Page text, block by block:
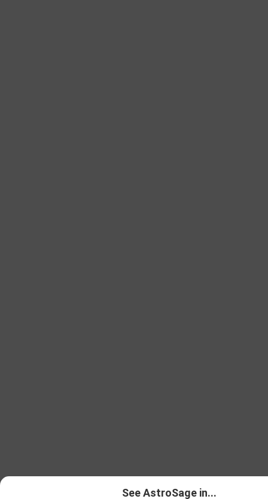
See AstroSage in...